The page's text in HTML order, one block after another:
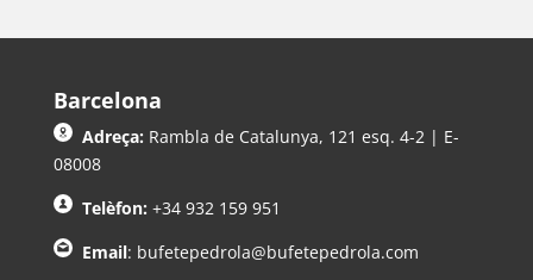
Barcelona
Adreça: Rambla de Catalunya, 121 esq. 4-2 | E-
08008
Telèfon: +34 932 159 951
Email: bufetepedrola@bufetepedrola.com